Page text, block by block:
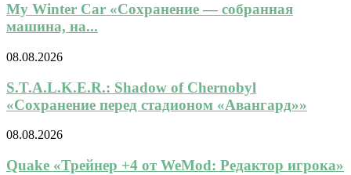
My Winter Car «Сохранение — собранная
машина, на...
08.08.2026
S.T.A.L.K.E.R.: Shadow of Chernobyl
«Сохранение перед стадионом «Авангард»»
08.08.2026
Quake «Трейнер +4 от WeMod: Редактор игрока»